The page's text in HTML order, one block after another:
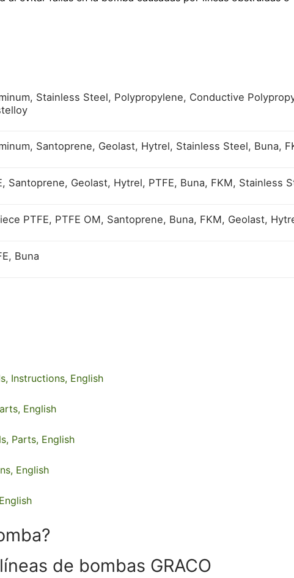
Stainless Steel, Polypropylene, Conductive
Santoprene, Geolast, Hytrel, Stainless Steel, Buna,
Santoprene, Geolast, Hytrel, PTFE, Buna, FKM, Stainless
PTFE, PTFE OM, Santoprene, Buna, FKM, Geolast,
Buna
Instructions, English
English
Parts, English
English
de bombas GRACO